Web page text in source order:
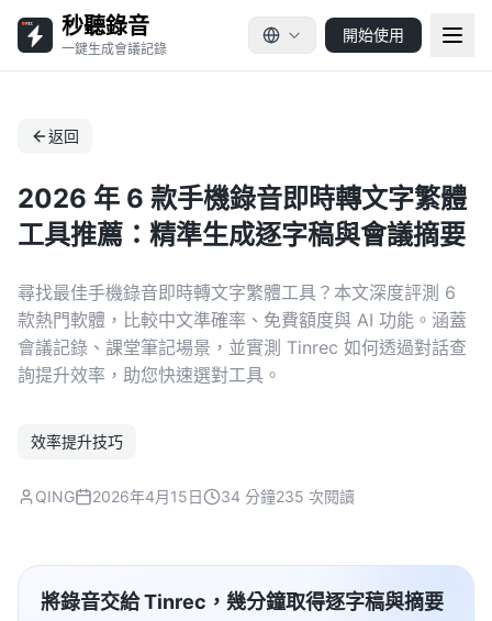
秒聽錄音
一鍵生成會議記錄
開始使用
返回
2026 年 6 款手機錄音即時轉文字繁體
工具推薦：精準生成逐字稿與會議摘要
尋找最佳手機錄音即時轉文字繁體工具？本文深度評測 6
款熱門軟體，比較中文準確率、免費額度與 AI 功能。涵蓋
會議記錄、課堂筆記場景，並實測 Tinrec 如何透過對話查
詢提升效率，助您快速選對工具。
效率提升技巧
QING 2026年4月15日 34 分鐘235 次閱讀
將錄音交給 Tinrec，幾分鐘取得逐字稿與摘要